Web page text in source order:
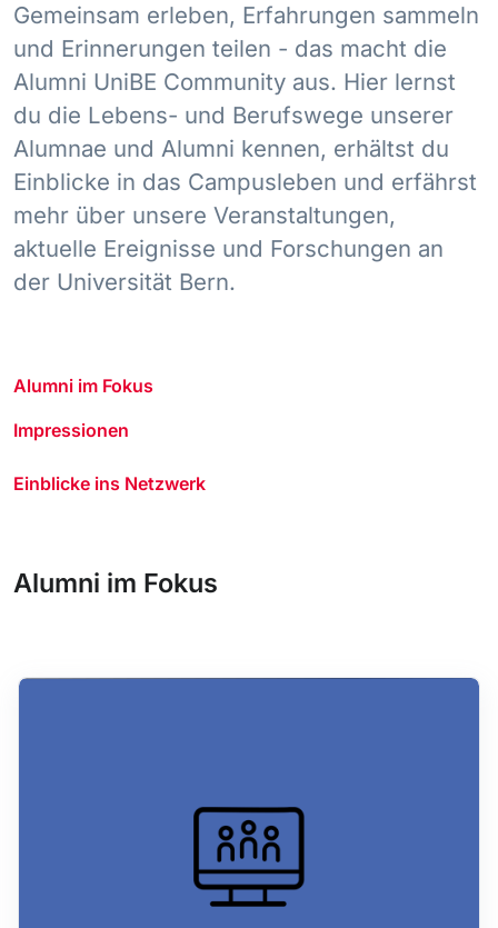
Gemeinsam erleben, Erfahrungen sammeln
und Erinnerungen teilen - das macht die
Alumni UniBE Community aus. Hier lernst
du die Lebens- und Berufswege unserer
Alumnae und Alumni kennen, erhältst du
Einblicke in das Campusleben und erfährst
mehr über unsere Veranstaltungen,
aktuelle Ereignisse und Forschungen an
der Universität Bern.
Alumni im Fokus
Impressionen
Einblicke ins Netzwerk
Alumni im Fokus